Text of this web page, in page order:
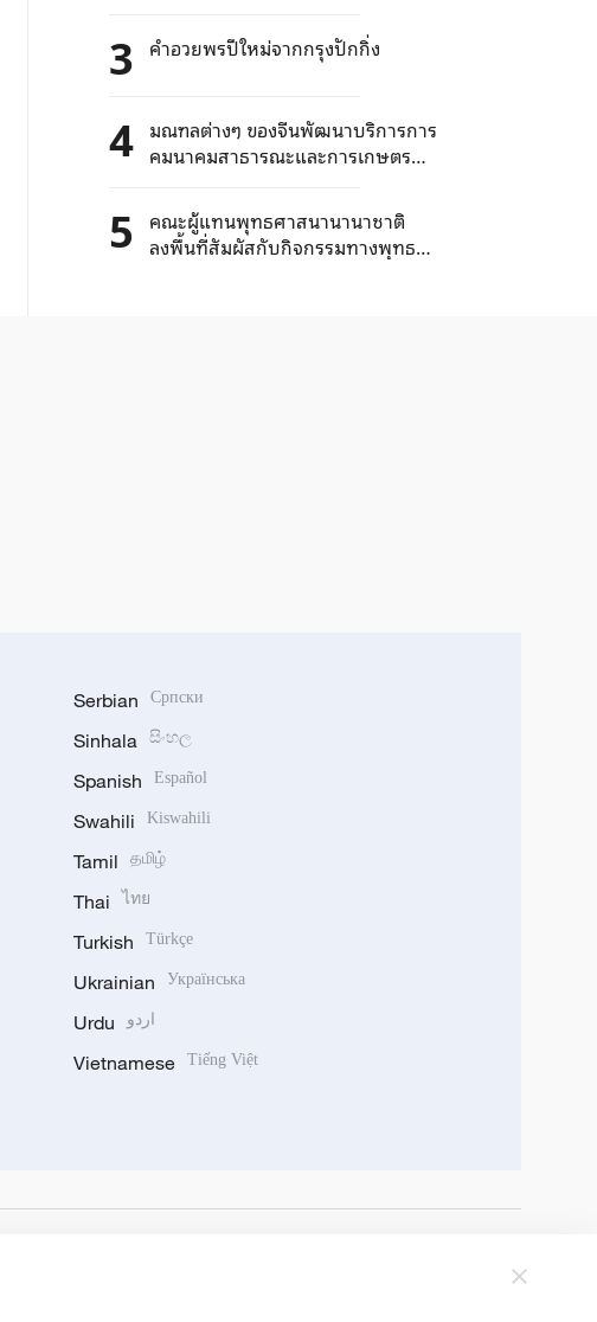
3 คำอวยพรปีใหม่จากกรุงปักกิ่ง
4 มณฑลต่างๆ ของจีนพัฒนาบริการการ
คมนาคมสาธารณะและการเกษตร
ภายใต้สภาพอากาศมีอุณหภูมิสูง
5
คณะผู้แทนพุทธศาสนานานาชาติ
ลงพื้นที่สัมผัสกับกิจกรรมทางพุทธ
Serbian Српски
Sinhala සිංහල
Spanish Español
Swahili Kiswahili
Tamil தமிழ்
Thai ไทย
Turkish Türkçe
Ukrainian Українська
Urdu اردو
Vietnamese Tiếng Việt